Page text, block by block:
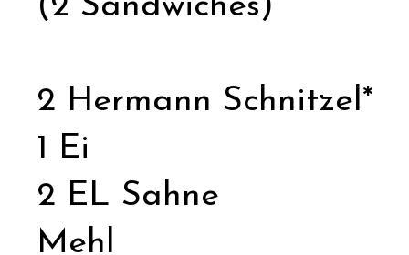
(2 Sandwiches)
2 Hermann Schnitzel*
1 Ei
2 EL Sahne
Mehl